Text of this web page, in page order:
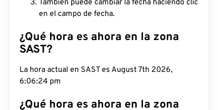
También puede cambiar la fecha haciendo clic
en el campo de fecha.
¿Qué hora es ahora en la zona
SAST?
La hora actual en SAST es August 7th 2026,
6:06:25 pm
¿Qué hora es ahora en la zona